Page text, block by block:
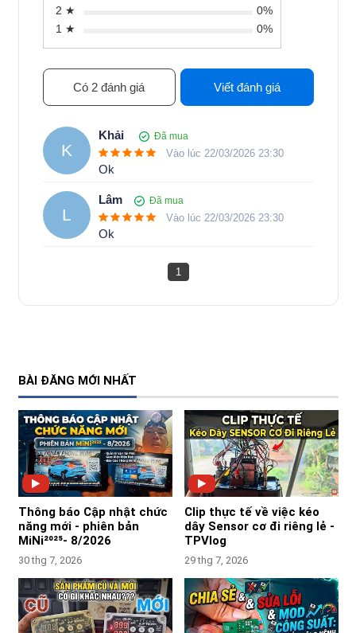
2 ★
0%
1 ★
0%
Có 2 đánh giá Viết đánh giá
K
Khải Đã mua
Vào lúc 22/03/2026 23:30
Ok
L
Lâm Đã mua
Vào lúc 22/03/2026 23:30
Ok
1
BÀI ĐĂNG MỚI NHẤT
Thông báo Cập nhật chức
năng mới - phiên bản
MiNi²⁰²⁵- 8/2026
30 thg 7, 2026
Clip thực tế về việc kéo
dây Sensor cơ đi riêng lẻ -
TPVlog
29 thg 7, 2026